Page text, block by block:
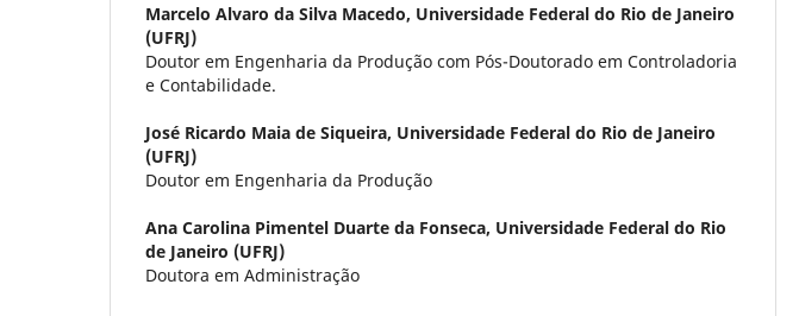
Marcelo Alvaro da Silva Macedo, Universidade Federal do Rio de Janeiro
(UFRJ)
Doutor em Engenharia da Produção com Pós-Doutorado em Controladoria
e Contabilidade.
José Ricardo Maia de Siqueira, Universidade Federal do Rio de Janeiro
(UFRJ)
Doutor em Engenharia da Produção
Ana Carolina Pimentel Duarte da Fonseca, Universidade Federal do Rio
de Janeiro (UFRJ)
Doutora em Administração